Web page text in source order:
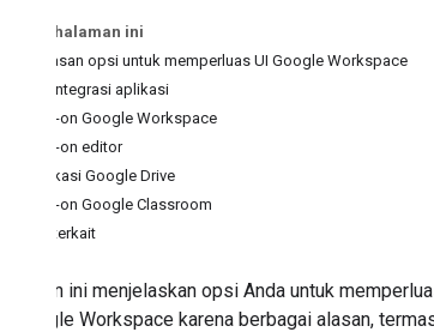
Pada halaman ini
Ringkasan opsi untuk memperluas UI Google Workspace
Jenis integrasi aplikasi
Add-on Google Workspace
Add-on editor
Aplikasi Google Drive
Add-on Google Classroom
Topik terkait
Halaman ini menjelaskan opsi Anda untuk
UI Google Workspace karena berbagai alasan,